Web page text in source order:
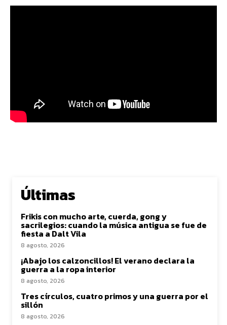
Últimas
Frikis con mucho arte, cuerda, gong y
sacrilegios: cuando la música antigua se fue de
fiesta a Dalt Vila
8 agosto, 2026
¡Abajo los calzoncillos! El verano declara la
guerra a la ropa interior
8 agosto, 2026
Tres círculos, cuatro primos y una guerra por el
sillón
8 agosto, 2026